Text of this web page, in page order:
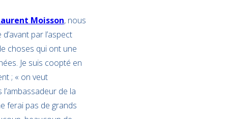
Moisson, nous
par l’aspect
choses qui ont une
Je suis coopté en
; « on veut
de la
ferai pas de grands